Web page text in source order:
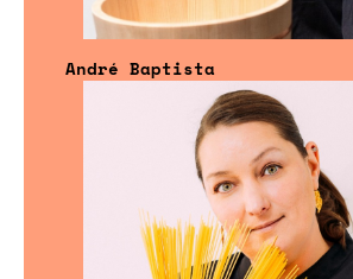
André Baptista